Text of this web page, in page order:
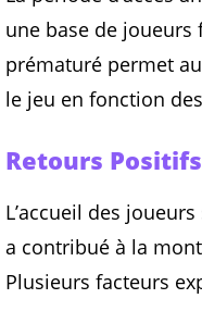
une base de joueurs
prématuré permet
le jeu en fonction
Retours
L’accueil des
a contribué à la
Plusieurs facteurs